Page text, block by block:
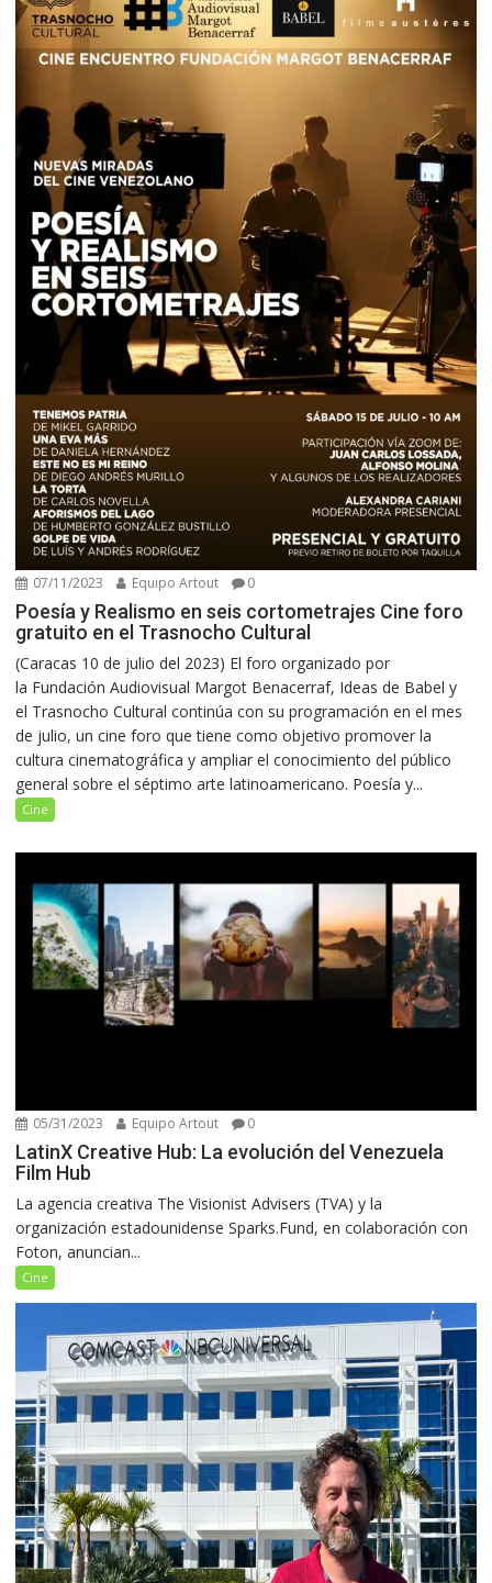
07/11/2023 Equipo Artout 0
Poesía y Realismo en seis cortometrajes Cine foro
gratuito en el Trasnocho Cultural
(Caracas 10 de julio del 2023) El foro organizado por
la Fundación Audiovisual Margot Benacerraf, Ideas de Babel y
el Trasnocho Cultural continúa con su programación en el mes
de julio, un cine foro que tiene como objetivo promover la
cultura cinematográfica y ampliar el conocimiento del público
general sobre el séptimo arte latinoamericano. Poesía y...
Cine
05/31/2023 Equipo Artout 0
LatinX Creative Hub: La evolución del Venezuela
Film Hub
La agencia creativa The Visionist Advisers (TVA) y la
organización estadounidense Sparks.Fund, en colaboración con
Foton, anuncian...
Cine